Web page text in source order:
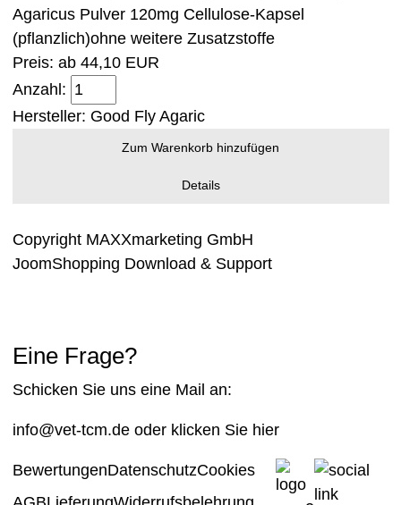
Agaricus Pulver 120mg Cellulose-Kapsel
(pflanzlich)ohne weitere Zusatzstoffe
Preis: ab 44,10 EUR
Anzahl:
Hersteller: Good Fly Agaric
Zum Warenkorb hinzufügen
Details
Copyright MAXXmarketing GmbH
JoomShopping Download & Support
Eine Frage?
Schicken Sie uns eine Mail an:
info@vet-tcm.deoder klicken Sie hier
BewertungenDatenschutzCookies